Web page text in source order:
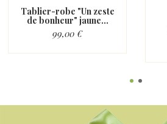
Tablier-robe "Un zeste
de bonheur" jaune...
99,00 €